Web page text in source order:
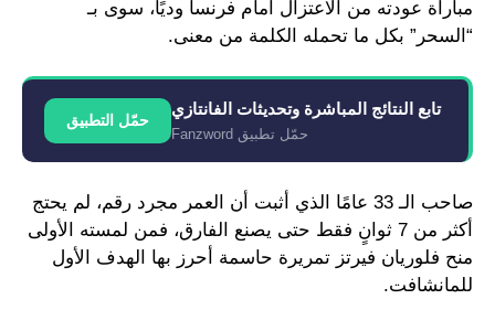
مباراة عودته من الاعتزال أمام فرنسا وديًا، سوى بـ
“السحر” بكل ما تحمله الكلمة من معنى.
تابع النتائج المباشرة وتحديثات الفانتازي
حمّل تطبيق Fanzword
حمّل التطبيق
صاحب الـ 33 عامًا الذي أثبت أن العمر مجرد رقم، لم يحتج
أكثر من 7 ثوانٍ فقط حتى يصنع الفارق، فمن لمسته الأولى
منح فلوريان فيرتز تمريرة حاسمة أحرز بها الهدف الأول
للمانشافت.